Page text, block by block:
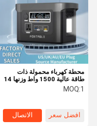
المنزل المنتجات
مراقبة الجودة اتصل بنا
محطة كهرباء محمولة ذات
طاقة عالية 1500 واط وزنها 14
كجم ومتانة عالية
MOQ:1
افضل سعر الاتصال